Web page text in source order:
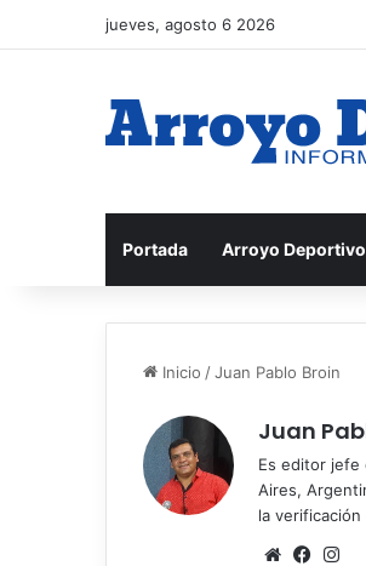
jueves, agosto 6 2026
Portada Arroyo Deportivo
Inicio /Juan Pablo Broin
Juan
Es editor jefe
Aires,
la
Sitio